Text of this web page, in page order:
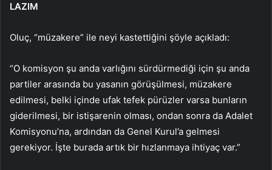
LAZIM
Oluç, “müzakere” ile neyi kastettiğini şöyle açıkladı:
“O komisyon şu anda varlığını sürdürmediği için şu anda
partiler arasında bu yasanın görüşülmesi, müzakere
edilmesi, belki içinde ufak tefek pürüzler varsa bunların
giderilmesi, bir istişarenin olması, ondan sonra da Adalet
Komisyonu’na, ardından da Genel Kurul’a gelmesi
gerekiyor. İşte burada artık bir hızlanmaya ihtiyaç var.”